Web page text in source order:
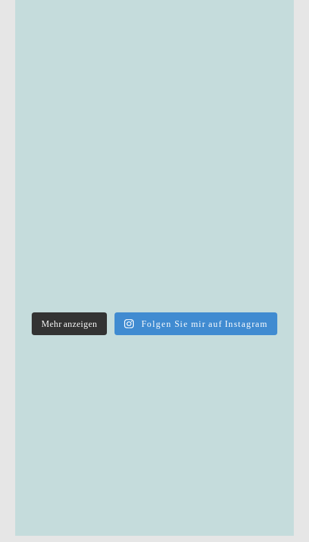
Mehr anzeigen Folgen Sie mir auf Instagram